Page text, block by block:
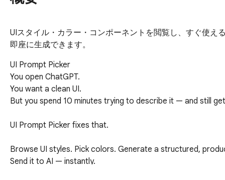
UIスタイル・カラー・コンポーネントを閲覧し、すぐ使え
即座に生成できます。
UI Prompt Picker
You open ChatGPT.
You want a clean UI.
But you spend 10 minutes trying to describe it — and still
UI Prompt Picker fixes that.
Browse UI styles. Pick colors. Generate a structured,
Send it to AI — instantly.